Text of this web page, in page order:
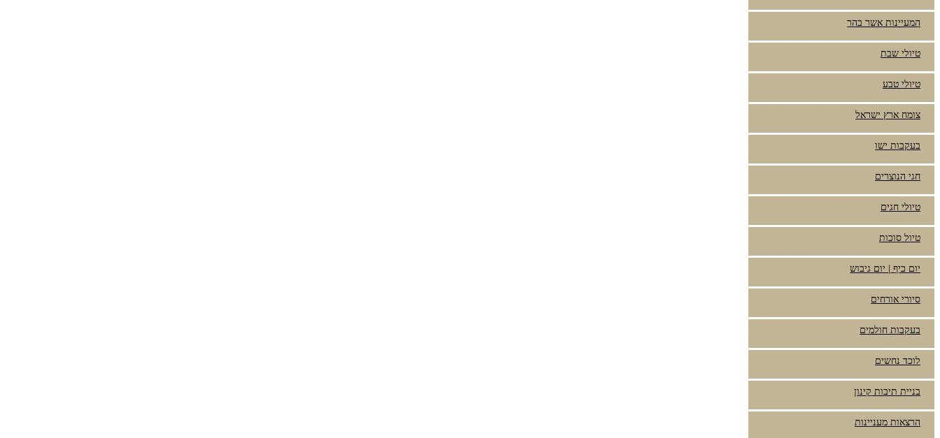
המעיינות אשר בהר
טיולי שבת
טיולי טבע
צומח ארץ ישראל
בעקבות ישו
חגי הנוצרים
טיולי חגים
טיול סוכות
יום כיף | יום גיבוש
סיורי אורחים
בעקבות חולמים
לוכד נחשים
בניית תיבות קינון
הרצאות מעניינות